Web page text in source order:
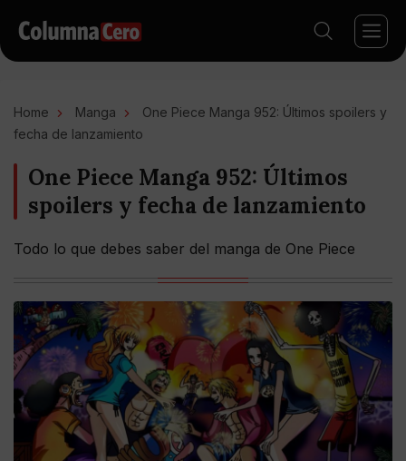
Home Manga
One Piece Manga 952: Últimos spoilers y
fecha de lanzamiento
One Piece Manga 952: Últimos
spoilers y fecha de lanzamiento
Todo lo que debes saber del manga de One Piece